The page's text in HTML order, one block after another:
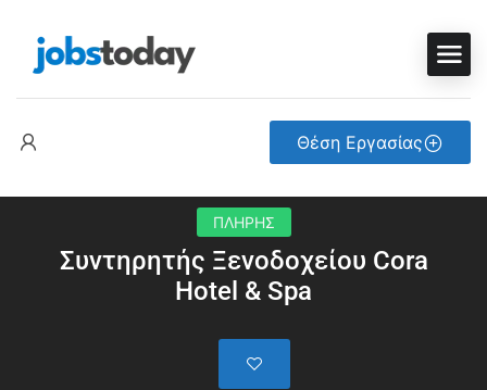
Θέση Εργασίας
ΠΛΗΡΗΣ
Συντηρητής Ξενοδοχείου Cora
Hotel & Spa